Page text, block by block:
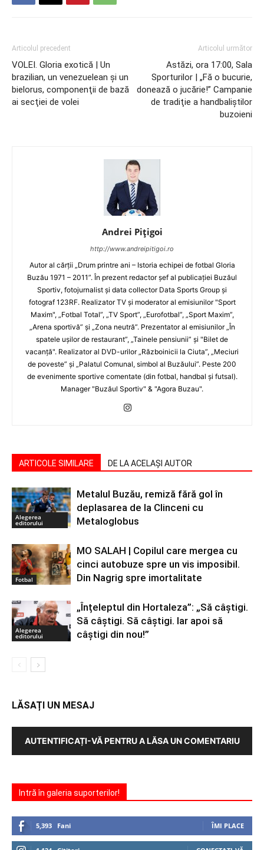
Articolul precedent
VOLEI. Gloria exotică | Un
brazilian, un venezuelean şi un
bielorus, componenţii de bază
ai secţiei de volei
Articolul următor
Astăzi, ora 17:00, Sala
Sporturilor | „Fă o bucurie,
donează o jucărie!” Campanie
de tradiţie a handbaliştilor
buzoieni
Andrei Pițigoi
http://www.andreipitigoi.ro
Autor al cărţii „Drum printre ani – Istoria echipei de fotbal Gloria
Buzău 1971 – 2011”. În prezent redactor şef al publicaţiei Buzăul
Sportiv, fotojurnalist şi data collector Data Sports Group şi
fotograf 123RF. Realizator TV şi moderator al emisiunilor "Sport
Maxim", „Fotbal Total”, „TV Sport”, „Eurofotbal”, „Sport Maxim”,
„Arena sportivă” şi „Zona neutră”. Prezentator al emisiunilor „În
spatele uşilor de restaurant”, „Tainele pensiunii” şi "Bilet de
vacanţă". Realizator al DVD-urilor „Războinicii la Ciuta”, „Meciuri
de poveste” şi „Palatul Comunal, simbol al Buzăului”. Peste 200
de evenimente sportive comentate (din fotbal, handbal şi futsal).
Manager "Buzăul Sportiv" & "Agora Buzau".
ARTICOLE SIMILARE DE LA ACELAȘI AUTOR
Alegerea
editorului
Metalul Buzău, remiză fără gol în
deplasarea de la Clinceni cu
Metaloglobus
Fotbal
MO SALAH | Copilul care mergea cu
cinci autobuze spre un vis imposibil.
Din Nagrig spre imortalitate
Alegerea
editorului
„Înțeleptul din Hortaleza”: „Să câștigi.
Să câștigi. Să câștigi. Iar apoi să
câștigi din nou!”
LĂSAȚI UN MESAJ
AUTENTIFICAȚI-VĂ PENTRU A LĂSA UN COMENTARIU
Intră în galeria suporterilor!
5,393 Fani ÎMI PLACE